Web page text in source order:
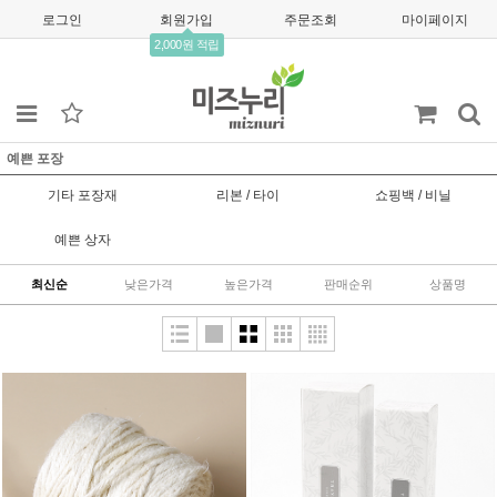
로그인 회원가입
2,000원 적립
주문조회 마이페이지
예쁜 포장
기타 포장재 리본 / 타이 쇼핑백 / 비닐
예쁜 상자
최신순 낮은가격 높은가격 판매순위 상품명